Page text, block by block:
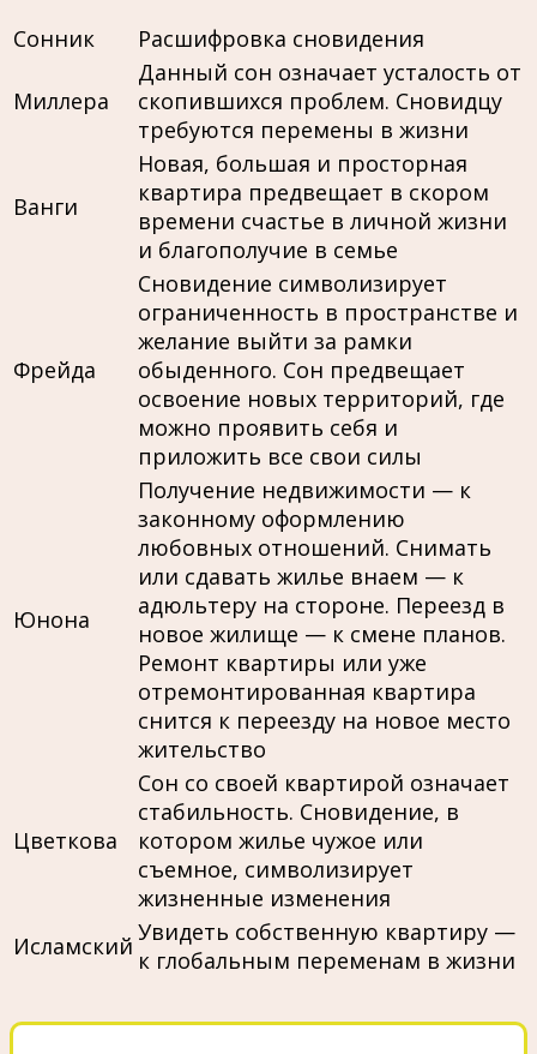
Сонник
Расшифровка сновидения
Миллера
Данный сон означает усталость от
скопившихся проблем. Сновидцу
требуются перемены в жизни
Ванги
Новая, большая и просторная
квартира предвещает в скором
времени счастье в личной жизни
и благополучие в семье
Фрейда
Сновидение символизирует
ограниченность в пространстве и
желание выйти за рамки
обыденного. Сон предвещает
освоение новых территорий, где
можно проявить себя и
приложить все свои силы
Юнона
Получение недвижимости — к
законному оформлению
любовных отношений. Снимать
или сдавать жилье внаем — к
адюльтеру на стороне. Переезд в
новое жилище — к смене планов.
Ремонт квартиры или уже
отремонтированная квартира
снится к переезду на новое место
жительство
Цветкова
Сон со своей квартирой означает
стабильность. Сновидение, в
котором жилье чужое или
съемное, символизирует
жизненные изменения
Исламский Увидеть собственную квартиру —
к глобальным переменам в жизни